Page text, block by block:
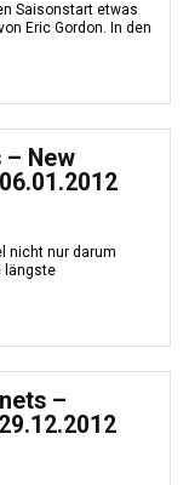
Saisonstart etwas
Eric Gordon. In den
– New
nicht nur darum
längste
–